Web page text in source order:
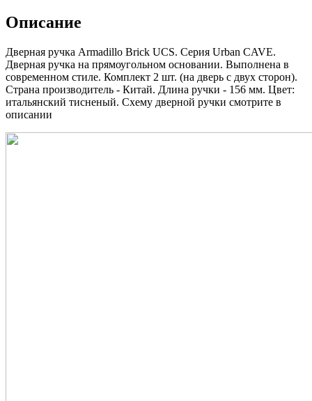
Описание
Дверная ручка Armadillo Brick UCS. Серия Urban CAVE.
Дверная ручка на прямоугольном основании. Выполнена в
современном стиле. Комплект 2 шт. (на дверь с двух сторон).
Страна производитель - Китай. Длина ручки - 156 мм. Цвет:
итальянский тисненый. Схему дверной ручки смотрите в
описании